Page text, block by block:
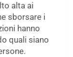
alta ai
sborsare i
hanno
quali siano